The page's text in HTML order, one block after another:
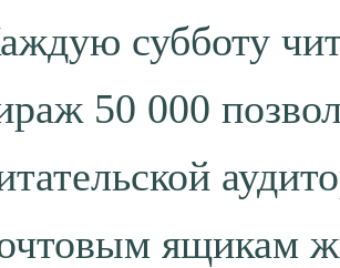
субботу
50 000
ящикам